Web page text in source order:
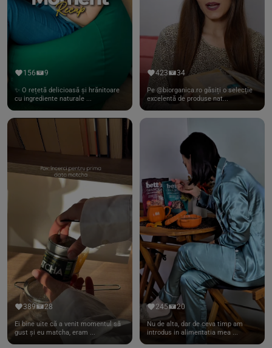
156 9
✨ O rețetă delicioasă și hrănitoare
cu ingrediente naturale ...
423 34
Pe @biorganica.ro găsiți o selecție
excelentă de produse nat...
389 28
Ei bine uite că a venit momentul să
gust și eu matcha, eram ...
245 20
Nu de alta, dar de ceva timp am
introdus in alimentatia mea ...